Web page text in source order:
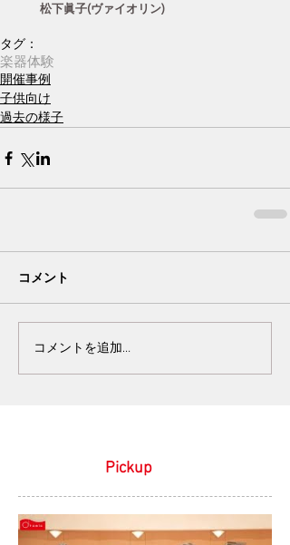
松下眞子(ヴァイオリン)
タグ：
楽器体験
開催事例
子供向け
過去の様子
コメント
コメントを追加…
Pickup